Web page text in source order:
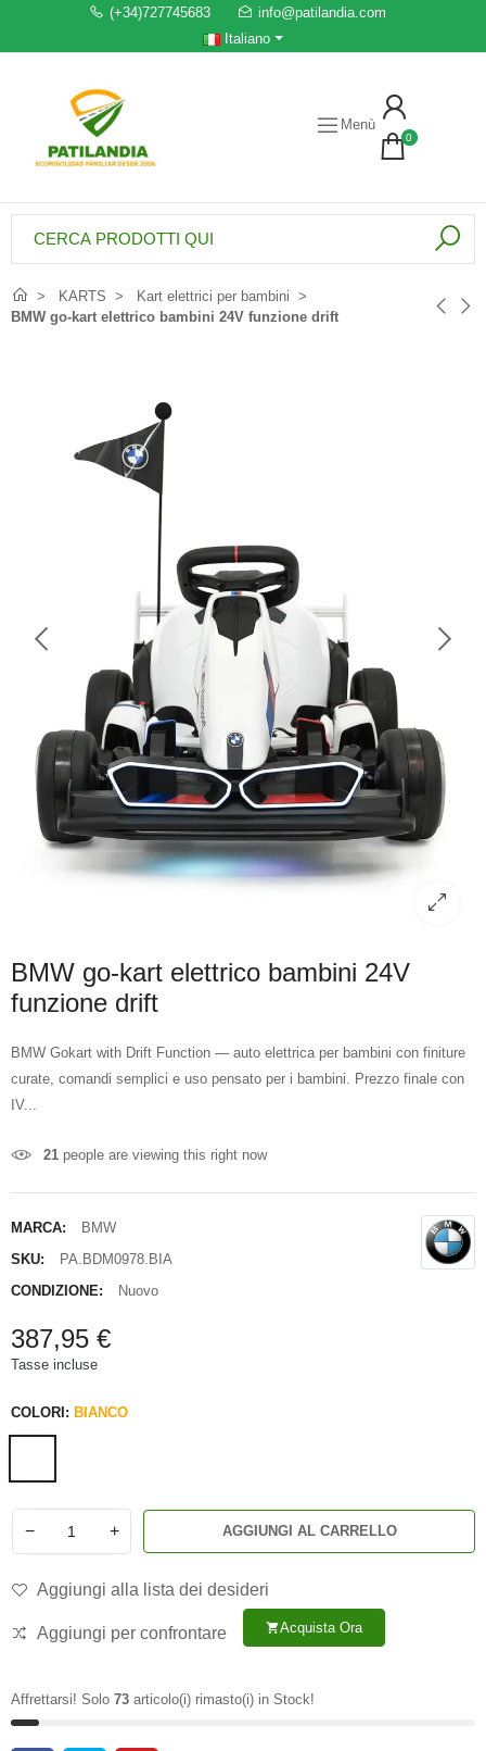
(+34)727745683
info@patilandia.com
Italiano
Menù
0
KARTS
Kart elettrici per bambini
BMW go-kart elettrico bambini 24V funzione drift
BMW go-kart elettrico bambini 24V
funzione drift
BMW Gokart with Drift Function — auto elettrica per bambini con finiture
curate, comandi semplici e uso pensato per i bambini. Prezzo finale con
IV...
21 people are viewing this right now
MARCA:
BMW
SKU:
PA.BDM0978.BIA
CONDIZIONE:
Nuovo
387,95 €
Tasse incluse
COLORI: BIANCO
− + AGGIUNGI AL CARRELLO
Aggiungi alla lista dei desideri
Aggiungi per confrontare shopping_cartAcquista Ora
Affrettarsi! Solo 73 articolo(i) rimasto(i) in Stock!